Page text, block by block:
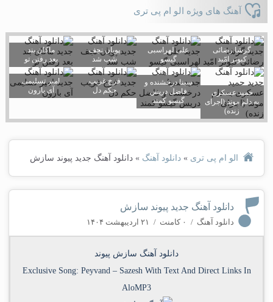
آهنگ های ویژه الو ام پی تری
گرشا رضائی
کبوتر امّید
علی لهراسبی
گیسو
پویان نجف
شب شد
ماکان بند
بعد رفتن تو
حمید عسکری
به دلم موند (اجرای
زنده)
سینا درخشنده و
فاضل دریس
گیسو کمند
فرخ غریب
حکم دل
امیر تسلیمی
آی بارون
الو ام پی تری » دانلود آهنگ » دانلود آهنگ جدید پیوند سازش
دانلود آهنگ جدید پیوند سازش
دانلود آهنگ / ۰ کامنت / ۲۱ اردیبهشت ۱۴۰۴
دانلود آهنگ سازش پیوند
Exclusive Song: Peyvand– SazeshWith Text And Direct Links In
AloMP3